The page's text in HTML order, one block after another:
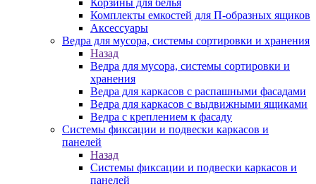
Корзины для белья
Комплекты емкостей для П-образных ящиков
Аксессуары
Ведра для мусора, системы сортировки и хранения
Назад
Ведра для мусора, системы сортировки и
хранения
Ведра для каркасов с распашными фасадами
Ведра для каркасов с выдвижными ящиками
Ведра с креплением к фасаду
Системы фиксации и подвески каркасов и
панелей
Назад
Системы фиксации и подвески каркасов и
панелей